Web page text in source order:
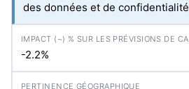
des données et de confidentialité
-2.2%